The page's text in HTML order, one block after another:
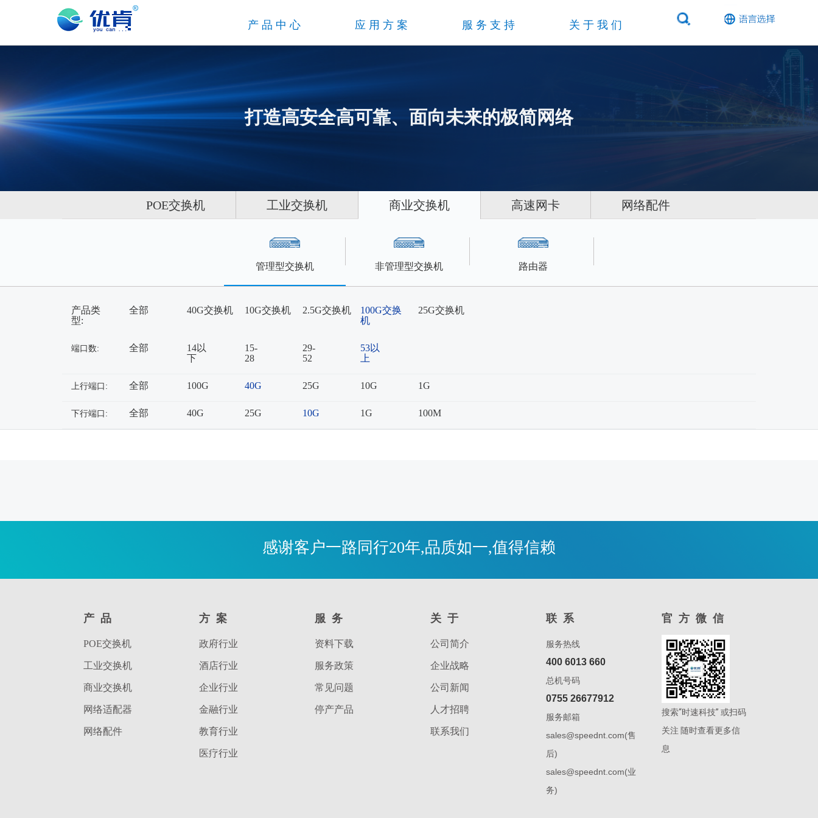
产品中心 应用方案 服务支持 关于我们
打造高安全高可靠、面向未来的极简网络
POE交换机 工业交换机 商业交换机 高速网卡 网络配件
管理型交换机 非管理型交换机 路由器
产品类
型:
全部 40G交换机 10G交换机 2.5G交换机
100G交换
机
25G交换机
端口数: 全部
14以
下
15-
28
29-
52
53以
上
上行端口: 全部 100G 40G 25G 10G 1G
下行端口: 全部 40G 25G 10G 1G 100M
感谢客户一路同行20年,品质如一,值得信赖
产品
POE交换机
工业交换机
商业交换机
网络适配器
网络配件
方案
政府行业
酒店行业
企业行业
金融行业
教育行业
医疗行业
服务
资料下载
服务政策
常见问题
停产产品
关于
公司简介
企业战略
公司新闻
人才招聘
联系我们
联系
服务热线
400 6013 660
总机号码
0755 26677912
服务邮箱
sales@speednt.com(售
后)
sales@speednt.com(业
务)
官方微信
搜索“时速科技” 或扫码
关注 随时查看更多信
息